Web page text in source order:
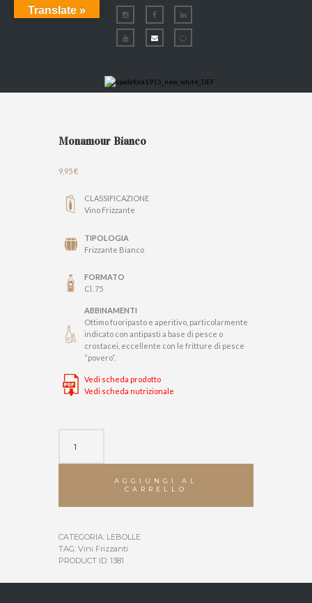
Monamour Bianco
9,95€
CLASSIFICAZIONE
Vino Frizzante
TIPOLOGIA
Frizzante Bianco
FORMATO
Cl. 75
ABBINAMENTI
Ottimo fuoripasto e aperitivo, particolarmente
indicato con antipasti a base di pesce o
crostacei, eccellente con le fritture di pesce
“povero”.
Vedi scheda prodotto
Vedi scheda nutrizionale
Bianco
AGGIUNGI AL
CARRELLO
CATEGORIA: LEBOLLE
TAG: Vini Frizzanti
PRODUCT ID: 1381
Translate »